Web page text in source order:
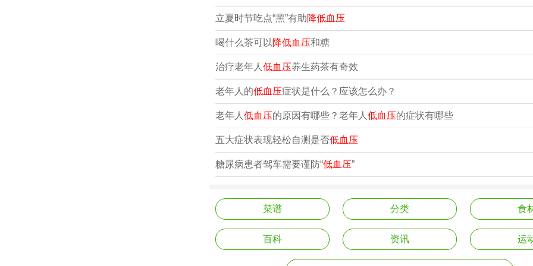
立夏时节吃点“黑”有助降低血压
喝什么茶可以 降低血压和糖
治疗老年人 低血压养生药茶有奇效
老年人的低血压症状是什么？应该怎么办？
老年人 低血压的原因有哪些？老年人 低血压的症状有哪些
五大症状表现轻松自测是否低血压
糖尿病患者驾车需要谨防“低血压”
菜谱 分类 食
百科 资讯 运